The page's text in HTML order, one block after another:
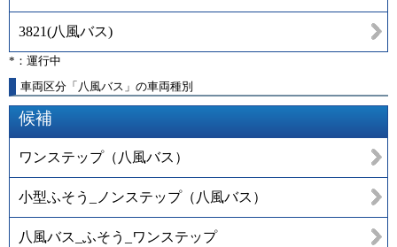
3821(八風バス)
*：運行中
車両区分「八風バス」の車両種別
候補
ワンステップ（八風バス）
小型ふそう_ノンステップ（八風バス）
八風バス_ふそう_ワンステップ